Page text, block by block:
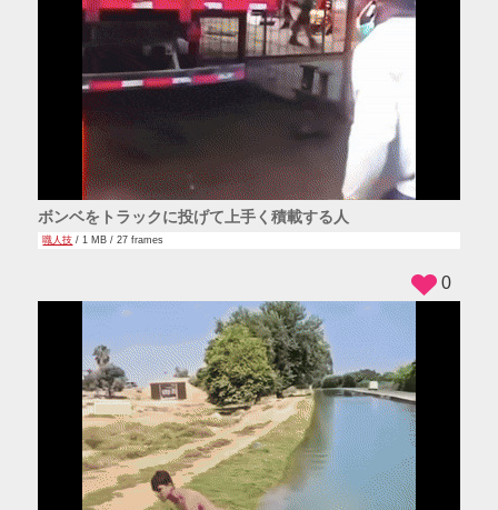
ボンベをトラックに投げて上手く積載する人
職人技 / 1 MB / 27 frames
0